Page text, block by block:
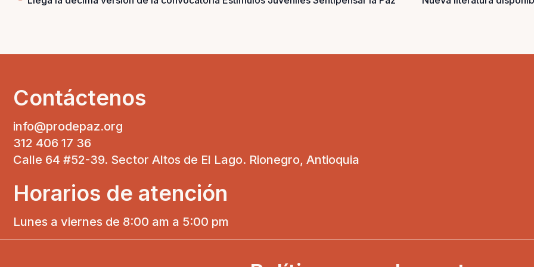
Contáctenos
info@prodepaz.org
312 406 17 36
Calle 64 #52-39. Sector Altos de El Lago. Rionegro, Antioquia
Horarios de atención
Lunes a viernes de 8:00 am a 5:00 pm